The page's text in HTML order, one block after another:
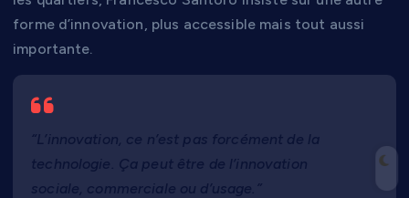
forme d’innovation, plus accessible mais tout aussi
importante.
“L’innovation, ce n’est pas forcément de la
technologie. Ça peut être de l’innovation
sociale, commerciale ou d’usage.”